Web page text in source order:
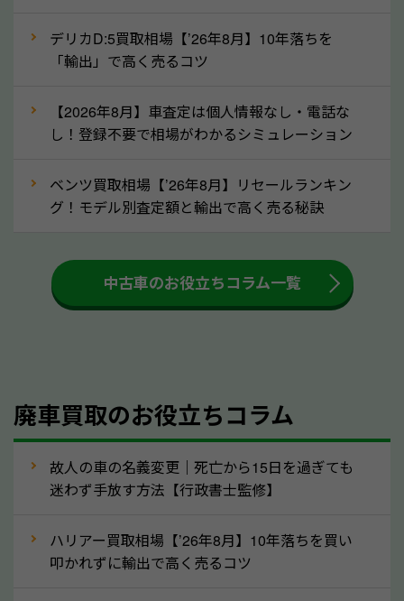
月割りで返還されるものです。ですから、自動車税の
還付金は早めに売却するほど多く還付されます。不要
③自動車税の還付金の扱いについて確認し
車を廃車にすると、自動車税の還付金を受け取ること
付金をお客様に返還しない業者もあります。廃車査定
をする際には、自動車税の還付金の返還があるかどう
かを確認するようにしてください。福井県のソコカラ
人気の車種は廃車の状態でも、高価買取が可能です。
産車は高く買取が可能です。「廃車＝買取できない」
なら廃車の車も適正価格で買取できます。他社で買取
拒否となった車も価格がつく可能性があるので、諦め
デリカD:5買取相場【’26年8月】10年落ちを
「輸出」で高く売るコツ
【2026年8月】車査定は個人情報なし・電話な
し！登録不要で相場がわかるシミュレーション
ベンツ買取相場【’26年8月】リセールランキン
グ！モデル別査定額と輸出で高く売る秘訣
中古車のお役立ちコラム一覧
廃車買取のお役立ちコラム
故人の車の名義変更｜死亡から15日を過ぎても
迷わず手放す方法【行政書士監修】
ハリアー買取相場【’26年8月】10年落ちを買い
叩かれずに輸出で高く売るコツ